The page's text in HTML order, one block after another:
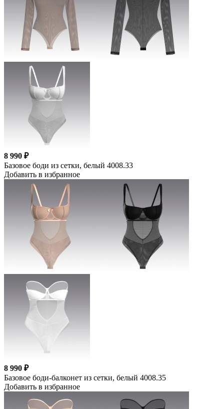
8 990 ₽
Базовое боди из сетки, белый 4008.33
Добавить в избранное
8 990 ₽
Базовое боди-балконет из сетки, белый 4008.35
Добавить в избранное